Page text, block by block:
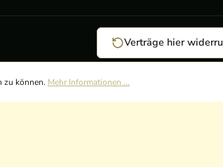
Verträge hier
zu können. Mehr Informationen ...